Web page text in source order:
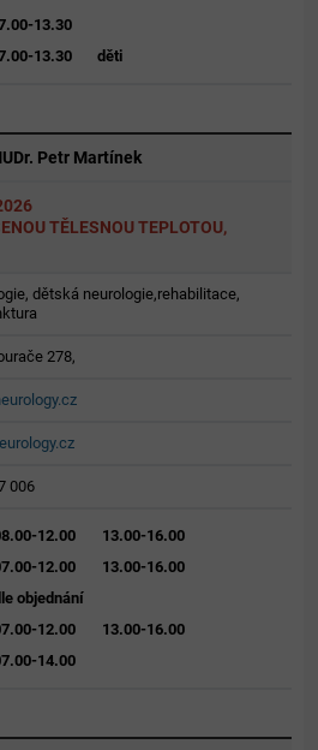
13.30
13.30 děti
Petr Martínek
TĚLESNOU TEPLOTOU,
dětská neurologie,rehabilitace,
278,
006
12.00
13.00-16.00
12.00
13.00-16.00
objednání
12.00
13.00-16.00
14.00